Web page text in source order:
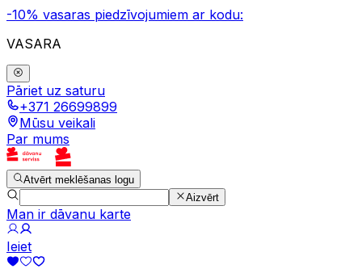
-10% vasaras piedzīvojumiem ar kodu:
VASARA
Pāriet uz saturu
+371 26699899
Mūsu veikali
Par mums
Atvērt meklēšanas logu
Aizvērt
Man ir dāvanu karte
Ieiet